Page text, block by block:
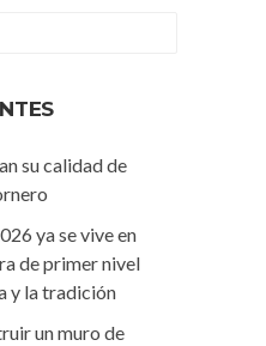
su calidad de
ya se vive en
de primer nivel
y la tradición
un muro de